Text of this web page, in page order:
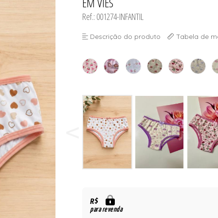
Ref.: 001274-INFANTIL
Descrição do produto Tabela de
R$
para revenda